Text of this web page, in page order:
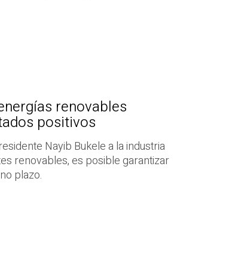
renovables
positivos
Nayib Bukele a la industria
renovables, es posible garantizar
plazo.